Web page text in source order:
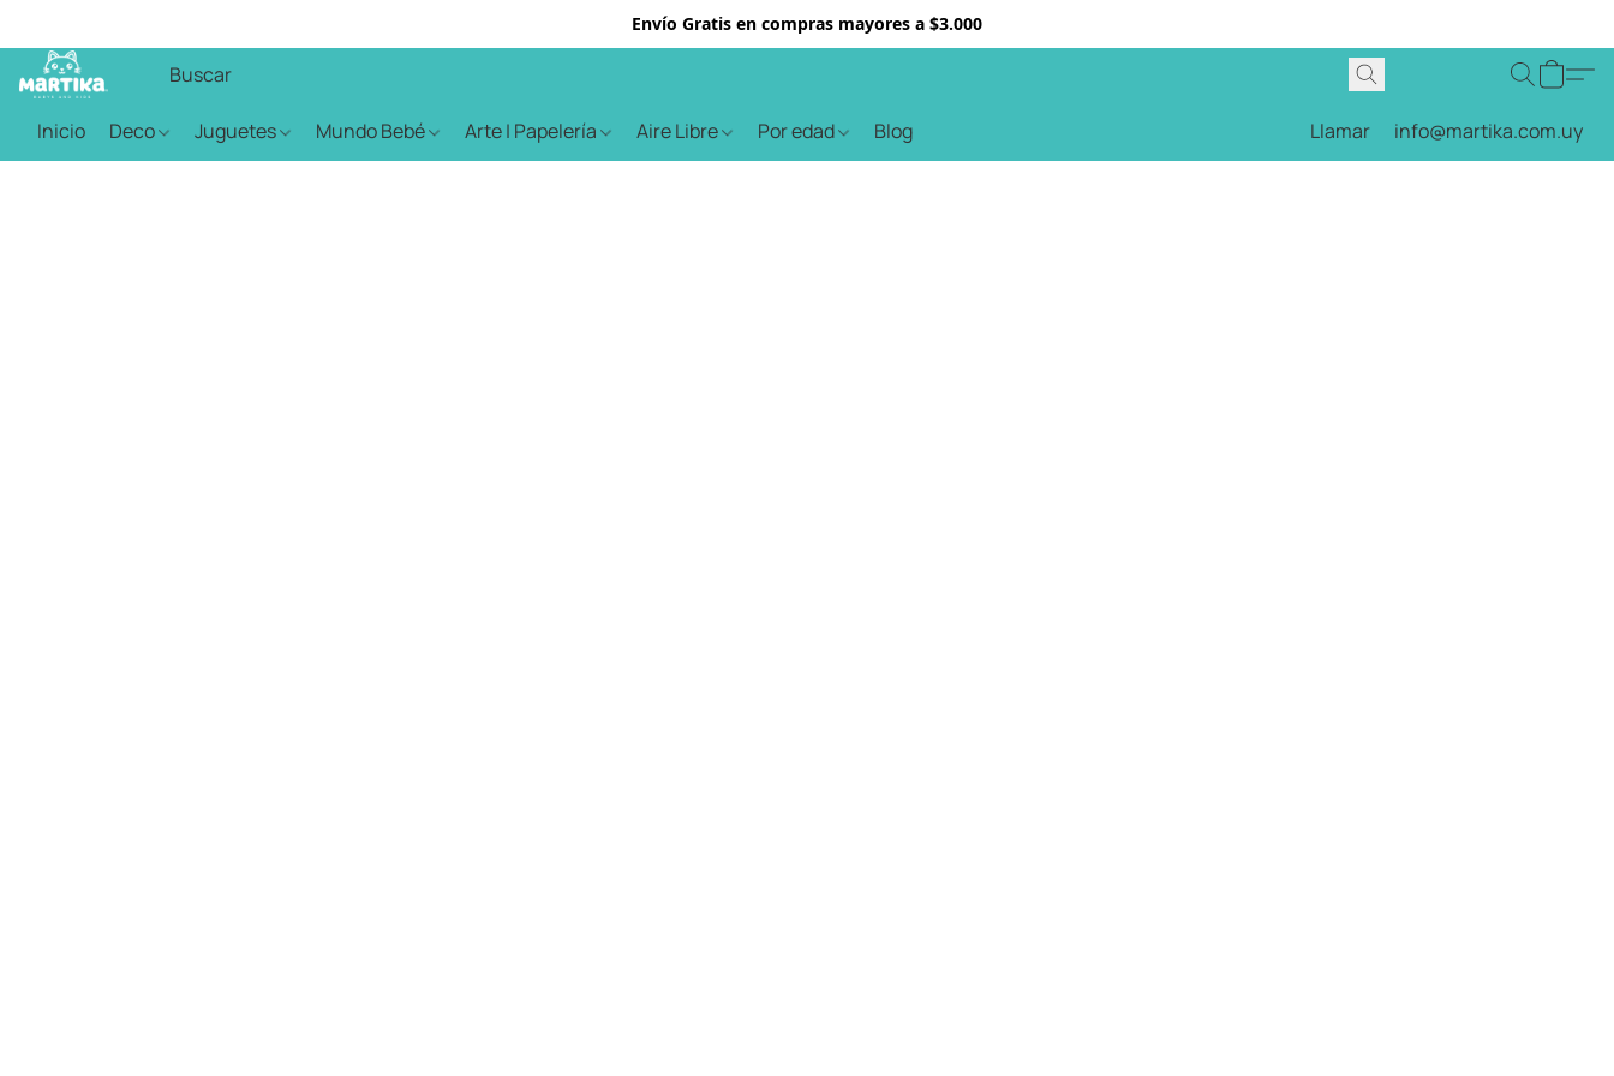
Envío Gratis en compras mayores a $3.000
Inicio Deco Juguetes Mundo Bebé Arte | Papelería Aire Libre Por edad Blog Llamar info@martika.com.uy